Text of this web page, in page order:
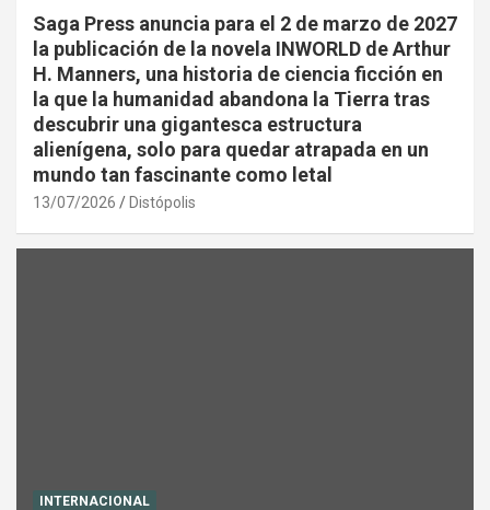
Saga Press anuncia para el 2 de marzo de 2027
la publicación de la novela INWORLD de Arthur
H. Manners, una historia de ciencia ficción en
la que la humanidad abandona la Tierra tras
descubrir una gigantesca estructura
alienígena, solo para quedar atrapada en un
mundo tan fascinante como letal
13/07/2026 Distópolis
INTERNACIONAL